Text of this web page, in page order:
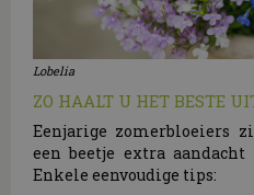
Lobelia
ZO HAALT U HET BESTE
Eenjarige zomerbloeiers
een beetje extra
Enkele eenvoudige tips: